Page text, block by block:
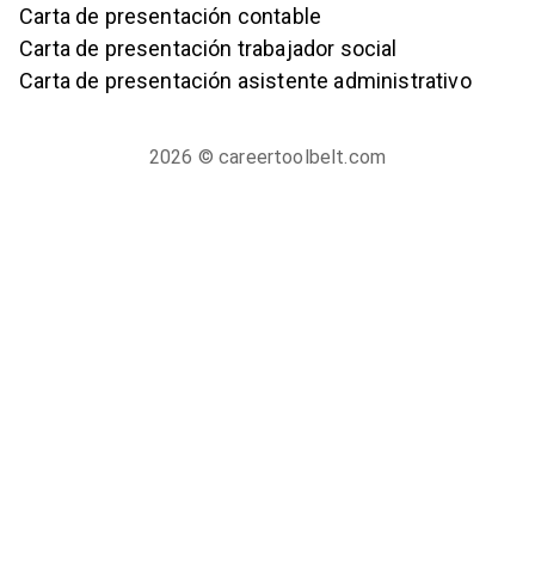
Carta de presentación contable
Carta de presentación trabajador social
Carta de presentación asistente administrativo
2026 © careertoolbelt.com